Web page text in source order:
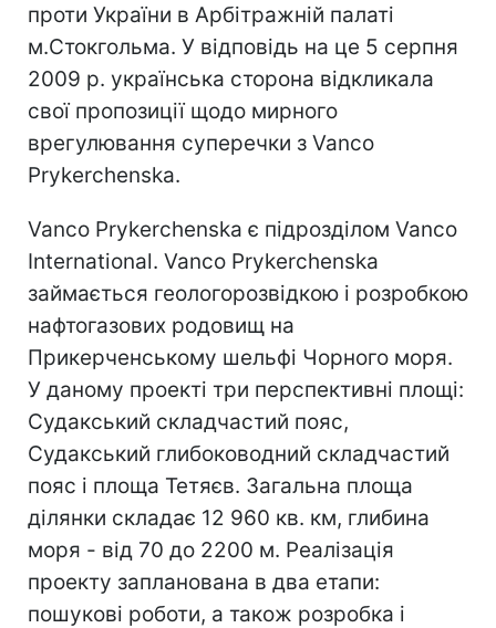
проти України в Арбітражній палаті
м.Стокгольма. У відповідь на це 5 серпня
2009 р. українська сторона відкликала
свої пропозиції щодо мирного
врегулювання суперечки з Vanco
Prykerchenska.
Vanco Prykerchenska є підрозділом Vanco
International. Vanco Prykerchenska
займається геологорозвідкою і розробкою
нафтогазових родовищ на
Прикерченському шельфі Чорного моря.
У даному проекті три перспективні площі:
Судакський складчастий пояс,
Судакський глибоководний складчастий
пояс і площа Тетяєв. Загальна площа
ділянки складає 12 960 кв. км, глибина
моря - від 70 до 2200 м. Реалізація
проекту запланована в два етапи:
пошукові роботи, а також розробка і